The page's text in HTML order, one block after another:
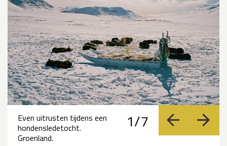
1/7 vorige
Even uitrusten tijdens een
hondensledetocht.
Groenland.